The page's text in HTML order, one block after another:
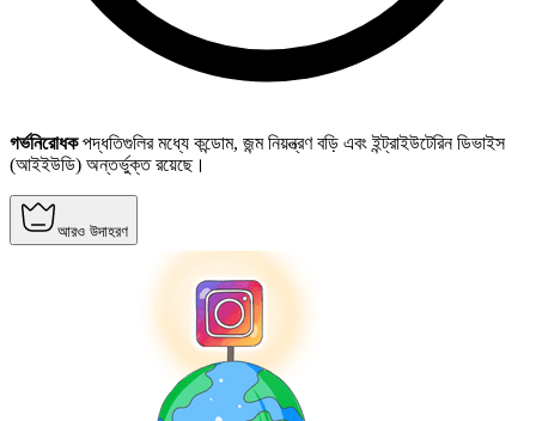
গর্ভনিরোধকপদ্ধতিগুলির মধ্যে কন্ডোম, জন্ম নিয়ন্ত্রণ বড়ি এবং ইন্ট্রাইউটেরিন ডিভাইস
(আইইউডি) অন্তর্ভুক্ত রয়েছে।
আরও উদাহরণ